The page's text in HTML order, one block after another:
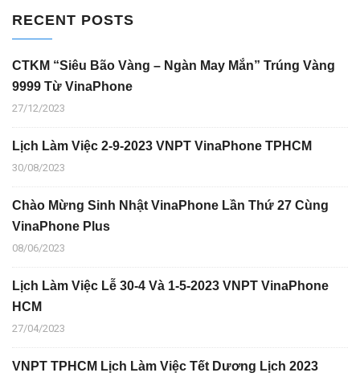
RECENT POSTS
CTKM “Siêu Bão Vàng – Ngàn May Mắn” Trúng Vàng
9999 Từ VinaPhone
27/12/2023
Lịch Làm Việc 2-9-2023 VNPT VinaPhone TPHCM
30/08/2023
Chào Mừng Sinh Nhật VinaPhone Lần Thứ 27 Cùng
VinaPhone Plus
08/06/2023
Lịch Làm Việc Lễ 30-4 Và 1-5-2023 VNPT VinaPhone
HCM
27/04/2023
VNPT TPHCM Lịch Làm Việc Tết Dương Lịch 2023